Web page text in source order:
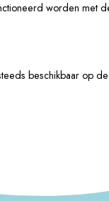
worden met
beschikbaar op